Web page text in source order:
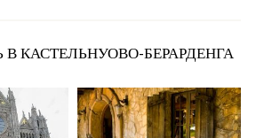
В КАСТЕЛЬНУОВО-БЕРАРДЕНГА